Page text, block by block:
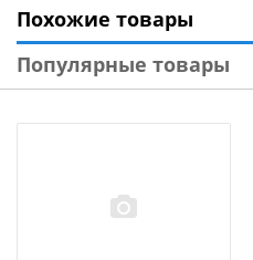
Похожие товары
Популярные товары